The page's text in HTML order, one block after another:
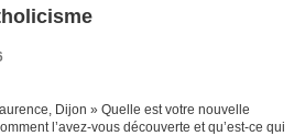
Dijon » Quelle est votre nouvelle
l’avez-vous découverte et qu’est-ce qui